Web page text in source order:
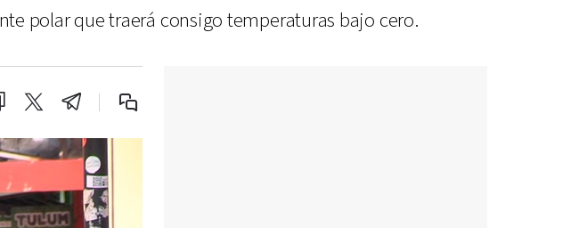
polar que traerá consigo temperaturas bajo cero.